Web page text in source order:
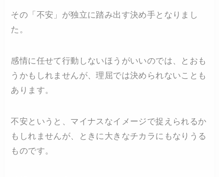
その「不安」が独立に踏み出す決め手となりまし
た。
感情に任せて行動しないほうがいいのでは、とおも
うかもしれませんが、理屈では決められないことも
あります。
不安というと、マイナスなイメージで捉えられるか
もしれませんが、ときに大きなチカラにもなりうる
ものです。